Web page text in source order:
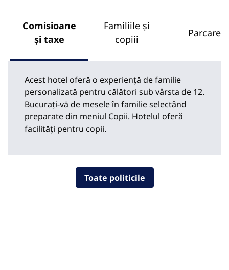
Comisioane
și taxe
Familiile și
copiii
Parcare
Acest hotel oferă o experiență de familie
personalizată pentru călători sub vârsta de 12.
Bucurați-vă de mesele în familie selectând
preparate din meniul Copii. Hotelul oferă
facilități pentru copii.
Toate politicile